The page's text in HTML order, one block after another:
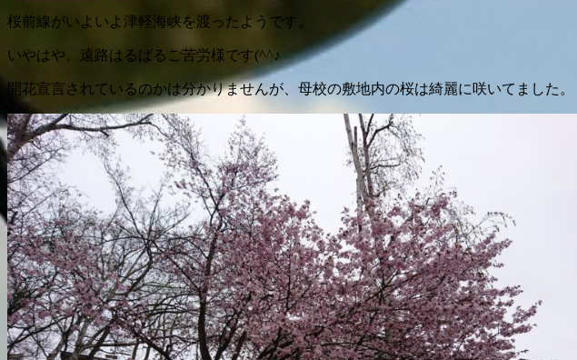
桜前線がいよいよ津軽海峡を渡ったようです。
いやはや、遠路はるばるご苦労様です(^^♪
開花宣言されているのかは分かりませんが、母校の敷地内の桜は綺麗に咲いてました。